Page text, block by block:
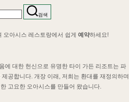
검색
아시스 레스토랑에서 쉽게 예약하세요!
에 대한 헌신으로 유명한 타이 가든 리조트는 파
공합니다. 개장 이래, 저희는 환대를 재정의하며
고요한 오아시스를 만들어 왔습니다.